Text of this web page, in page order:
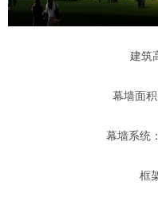
建筑
幕墙面
幕墙系统
框